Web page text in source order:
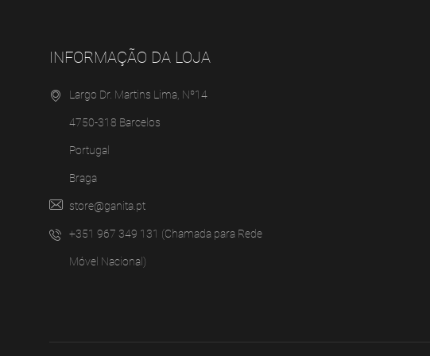
INFORMAÇÃO DA LOJA
Largo Dr. Martins Lima, Nº14
4750-318 Barcelos
Portugal
Braga
store@ganita.pt
+351 967 349 131 (Chamada para Rede
Móvel Nacional)